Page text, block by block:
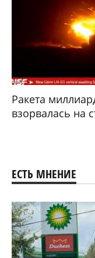
Ракета
взорвалась на
ЕСТЬ МНЕНИЕ